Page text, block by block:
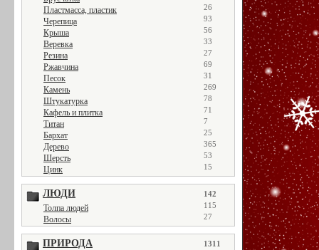
Пластмасса, пластик 26
Черепица 93
Крыша 56
Веревка 33
Резина 27
Ржавчина 69
Песок 31
Камень 269
Штукатурка 78
Кафель и плитка 71
Титан 7
Бархат 25
Дерево 365
Шерсть 53
Цинк 15
ЛЮДИ 142
Толпа людей 115
Волосы 27
ПРИРОДА 1311